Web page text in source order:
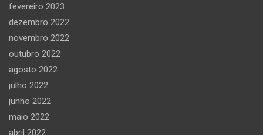
fevereiro 2023
dezembro 2022
novembro 2022
outubro 2022
agosto 2022
julho 2022
junho 2022
maio 2022
abril 2022